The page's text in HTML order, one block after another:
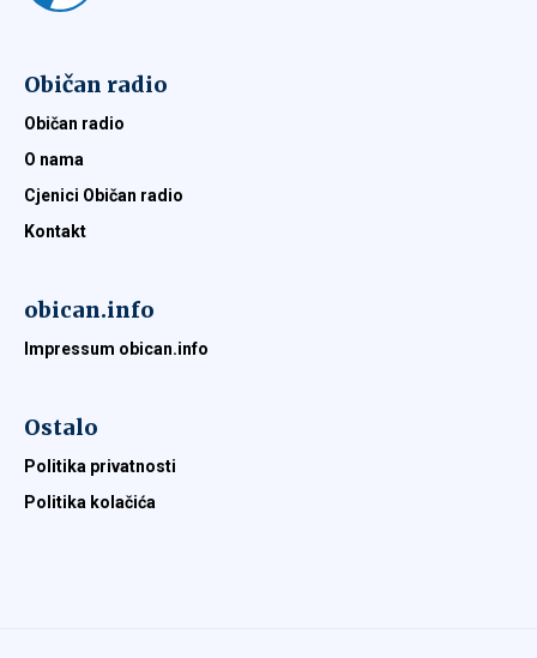
Običan radio
Običan radio
O nama
Cjenici Običan radio
Kontakt
obican.info
Impressum obican.info
Ostalo
Politika privatnosti
Politika kolačića